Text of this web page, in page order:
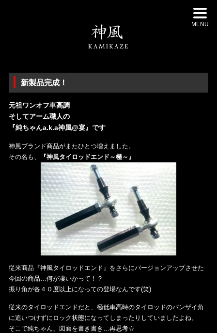
MENU
新製品完成！
元祖ワンオフ車高調
そしてアーム職人の
『純ちゃんa.k.a神風@宴』です
神風ブランド商品がまたひとつ増えました。
その名も、
『神風タイロッドエンド～極～』
従来商品『神風タイロッドエンド』をさらにバージョンアップさせた
今回の商品…何が凄いかって！？
振り角が各４０度以上になっての登場なんです(笑)
従来のタイロッドエンドだと、極低車高時のタイロッドのバンザイ角
に追いつけずにロック状態になってしまったりしていましたよね。
そこで純ちゃん、図面を書き書き…再思考☆